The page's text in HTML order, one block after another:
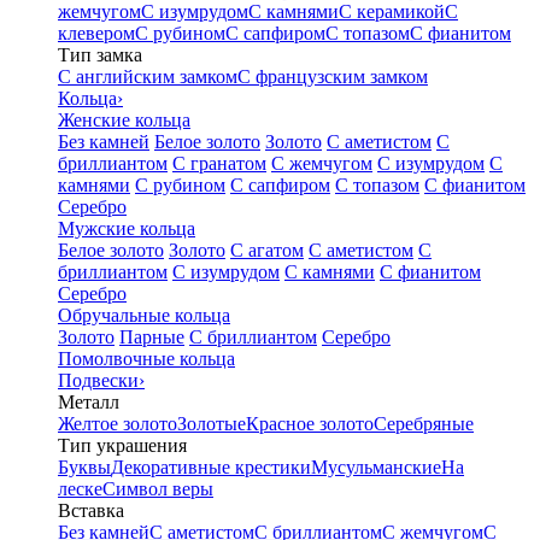
жемчугомС изумрудомС камнямиС керамикойС
клеверомС рубиномС сапфиромС топазомС фианитом
Тип замка
С английским замкомС французским замком
Кольца›
Женские кольца
Без камней Белое золото Золото С аметистом С
бриллиантом С гранатом С жемчугом С изумрудом С
камнями С рубином С сапфиром С топазом С фианитом
Серебро
Мужские кольца
Белое золото Золото С агатом С аметистом С
бриллиантом С изумрудом С камнями С фианитом
Серебро
Обручальные кольца
Золото Парные С бриллиантом Серебро
Помолвочные кольца
Подвески›
Металл
Желтое золотоЗолотыеКрасное золотоСеребряные
Тип украшения
БуквыДекоративные крестикиМусульманскиеНа
лескеСимвол веры
Вставка
Без камнейС аметистомС бриллиантомС жемчугомС